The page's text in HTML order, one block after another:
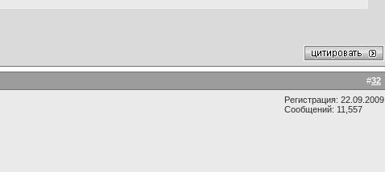
#32
Регистрация: 22.09.2009
Сообщений: 11,557